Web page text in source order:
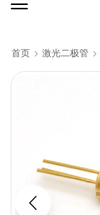
首页 激光二极管